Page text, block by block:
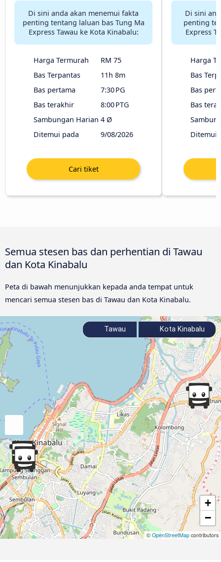
Di sini anda akan menemui fakta
penting tentang laluan bas Tung Ma
Express Tawau ke Kota Kinabalu:
Harga Termurah
RM 75
Bas Terpantas
11h 8m
Bas pertama
7:30 PG
Bas terakhir
8:00 PTG
Sambungan Harian 4 Ø
Ditemui pada
9/08/2026
Di sini
penting
Express
Harga
Bas
Bas
Bas
Ditemui
Semua stesen bas dan perhentian di Tawau
dan Kota Kinabalu
Peta di bawah menunjukkan kepada anda tempat untuk
mencari semua stesen bas di Tawau dan Kota Kinabalu.
+
−
© OpenStreetMap contributors
Tawau Kota Kinabalu